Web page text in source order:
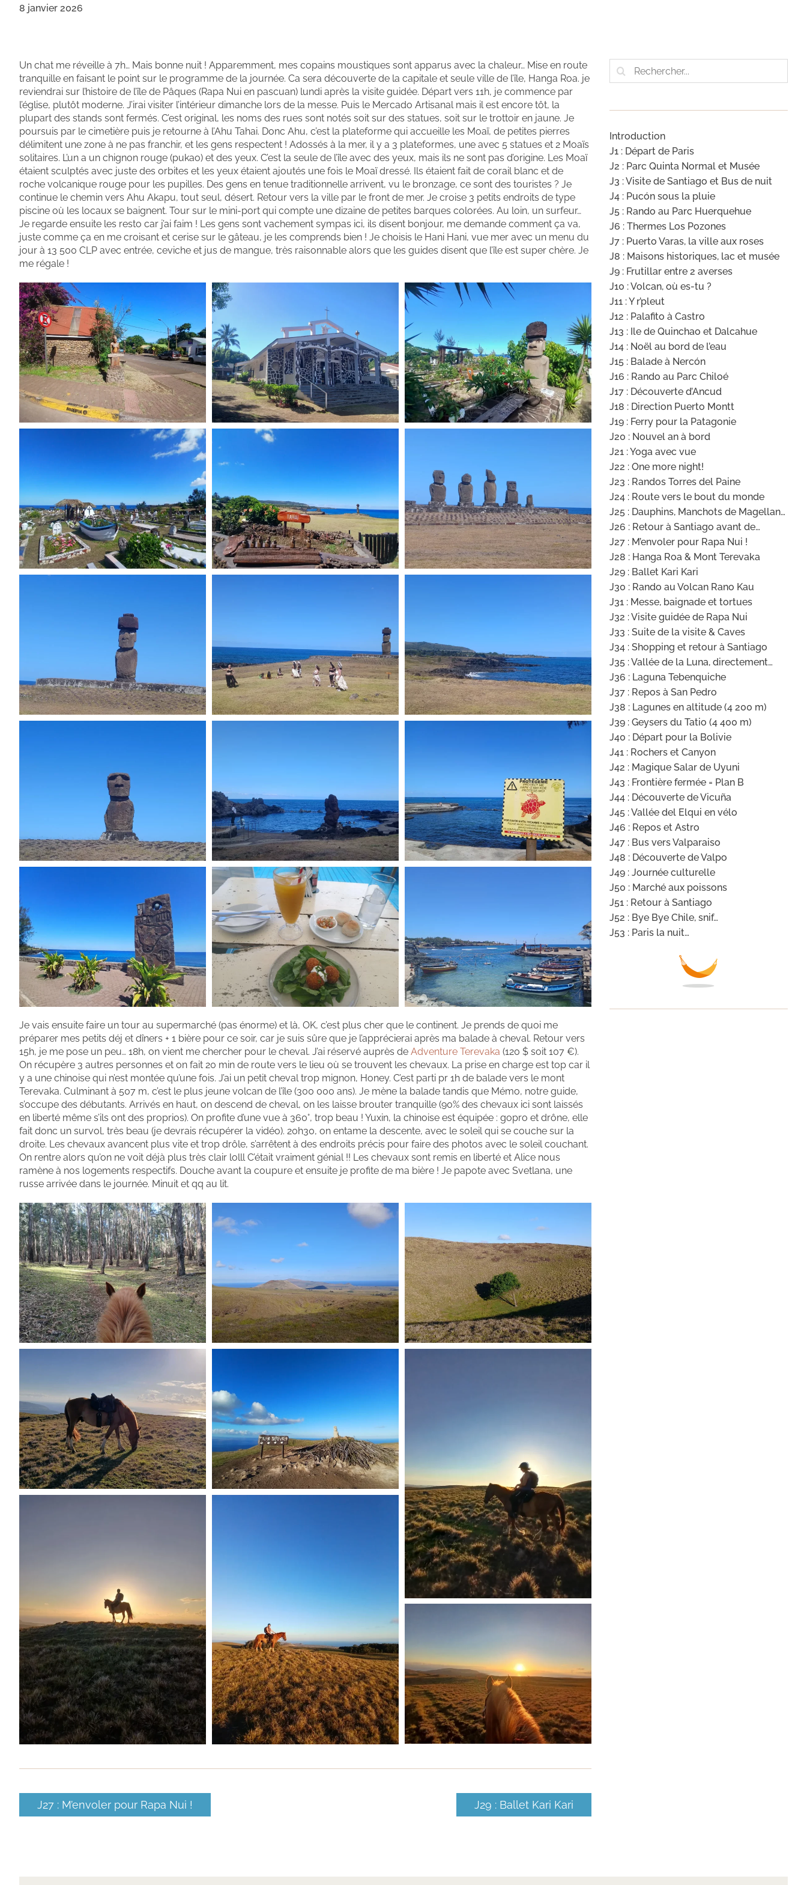
8 janvier 2026
Un chat me réveille à 7h… Mais bonne nuit ! Apparemment, mes copains moustiques sont apparus avec la chaleur… Mise en route
tranquille en faisant le point sur le programme de la journée. Ca sera découverte de la capitale et seule ville de l’île, Hanga Roa. je
reviendrai sur l’histoire de l’île de Pâques (Rapa Nui en pascuan) lundi après la visite guidée. Départ vers 11h, je commence par
l’église, plutôt moderne. J’irai visiter l’intérieur dimanche lors de la messe. Puis le Mercado Artisanal mais il est encore tôt, la
plupart des stands sont fermés. C’est original, les noms des rues sont notés soit sur des statues, soit sur le trottoir en jaune. Je
poursuis par le cimetière puis je retourne à l’Ahu Tahai. Donc Ahu, c’est la plateforme qui accueille les Moaï, de petites pierres
délimitent une zone à ne pas franchir, et les gens respectent ! Adossés à la mer, il y a 3 plateformes, une avec 5 statues et 2 Moaïs
solitaires. L’un a un chignon rouge (pukao) et des yeux. C’est la seule de l’île avec des yeux, mais ils ne sont pas d’origine. Les Moaï
étaient sculptés avec juste des orbites et les yeux étaient ajoutés une fois le Moaï dressé. Ils étaient fait de corail blanc et de
roche volcanique rouge pour les pupilles. Des gens en tenue traditionnelle arrivent, vu le bronzage, ce sont des touristes ? Je
continue le chemin vers Ahu Akapu, tout seul, désert. Retour vers la ville par le front de mer. Je croise 3 petits endroits de type
piscine où les locaux se baignent. Tour sur le mini-port qui compte une dizaine de petites barques colorées. Au loin, un surfeur…
Je regarde ensuite les resto car j’ai faim ! Les gens sont vachement sympas ici, ils disent bonjour, me demande comment ça va,
juste comme ça en me croisant et cerise sur le gâteau, je les comprends bien ! Je choisis le Hani Hani, vue mer avec un menu du
jour à 13 500 CLP avec entrée, ceviche et jus de mangue, très raisonnable alors que les guides disent que l’île est super chère. Je
me régale !
Je vais ensuite faire un tour au supermarché (pas énorme) et là, OK, c’est plus cher que le continent. Je prends de quoi me
préparer mes petits déj et dîners + 1 bière pour ce soir, car je suis sûre que je l’apprécierai après ma balade à cheval. Retour vers
15h, je me pose un peu… 18h, on vient me chercher pour le cheval. J’ai réservé auprès de Adventure Terevaka (120 $ soit 107 €).
On récupère 3 autres personnes et on fait 20 min de route vers le lieu où se trouvent les chevaux. La prise en charge est top car il
y a une chinoise qui n’est montée qu’une fois. J’ai un petit cheval trop mignon, Honey. C’est parti pr 1h de balade vers le mont
Terevaka. Culminant à 507 m, c’est le plus jeune volcan de l’île (300 000 ans). Je mène la balade tandis que Mémo, notre guide,
s’occupe des débutants. Arrivés en haut, on descend de cheval, on les laisse brouter tranquille (90% des chevaux ici sont laissés
en liberté même s’ils ont des proprios). On profite d’une vue à 360°, trop beau ! Yuxin, la chinoise est équipée : gopro et drône, elle
fait donc un survol, très beau (je devrais récupérer la vidéo). 20h30, on entame la descente, avec le soleil qui se couche sur la
droite. Les chevaux avancent plus vite et trop drôle, s’arrêtent à des endroits précis pour faire des photos avec le soleil couchant.
On rentre alors qu’on ne voit déjà plus très clair lolll C’était vraiment génial !! Les chevaux sont remis en liberté et Alice nous
ramène à nos logements respectifs. Douche avant la coupure et ensuite je profite de ma bière ! Je papote avec Svetlana, une
russe arrivée dans le journée. Minuit et qq au lit.
J27 : M’envoler pour Rapa Nui ! J29 : Ballet Kari Kari
Rechercher:
Introduction
J1 : Départ de Paris
J2 : Parc Quinta Normal et Musée
J3 : Visite de Santiago et Bus de nuit
J4 : Pucón sous la pluie
J5 : Rando au Parc Huerquehue
J6 : Thermes Los Pozones
J7 : Puerto Varas, la ville aux roses
J8 : Maisons historiques, lac et musée
J9 : Frutillar entre 2 averses
J10 : Volcan, où es-tu ?
J11 : Y r’pleut
J12 : Palafito à Castro
J13 : Ile de Quinchao et Dalcahue
J14 : Noël au bord de l’eau
J15 : Balade à Nercón
J16 : Rando au Parc Chiloé
J17 : Découverte d’Ancud
J18 : Direction Puerto Montt
J19 : Ferry pour la Patagonie
J20 : Nouvel an à bord
J21 : Yoga avec vue
J22 : One more night!
J23 : Randos Torres del Paine
J24 : Route vers le bout du monde
J25 : Dauphins, Manchots de Magellan…
J26 : Retour à Santiago avant de…
J27 : M’envoler pour Rapa Nui !
J28 : Hanga Roa & Mont Terevaka
J29 : Ballet Kari Kari
J30 : Rando au Volcan Rano Kau
J31 : Messe, baignade et tortues
J32 : Visite guidée de Rapa Nui
J33 : Suite de la visite & Caves
J34 : Shopping et retour à Santiago
J35 : Vallée de la Luna, directement…
J36 : Laguna Tebenquiche
J37 : Repos à San Pedro
J38 : Lagunes en altitude (4 200 m)
J39 : Geysers du Tatio (4 400 m)
J40 : Départ pour la Bolivie
J41 : Rochers et Canyon
J42 : Magique Salar de Uyuni
J43 : Frontière fermée = Plan B
J44 : Découverte de Vicuña
J45 : Vallée del Elqui en vélo
J46 : Repos et Astro
J47 : Bus vers Valparaiso
J48 : Découverte de Valpo
J49 : Journée culturelle
J50 : Marché aux poissons
J51 : Retour à Santiago
J52 : Bye Bye Chile, snif…
J53 : Paris la nuit…